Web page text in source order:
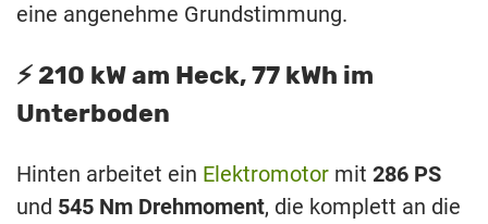
eine angenehme Grundstimmung.
⚡️ 210 kW am Heck, 77 kWh im
Unterboden
Hinten arbeitet ein Elektromotor mit 286 PS
und 545 Nm Drehmoment, die komplett an die